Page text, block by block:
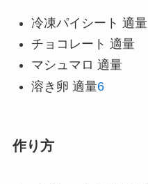
冷凍パイシート 適量
チョコレート 適量
マシュマロ 適量
溶き卵 適量6
作り方